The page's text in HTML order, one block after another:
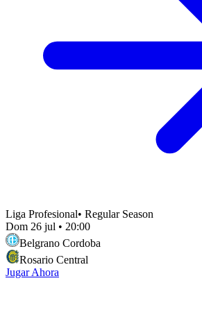
Liga Profesional• Regular Season
Dom 26 jul • 20:00
Belgrano Cordoba
Rosario Central
Jugar Ahora